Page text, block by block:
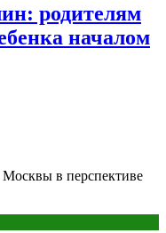
родителям
началом
в перспективе